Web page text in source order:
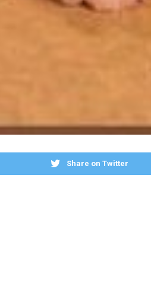
Share on Twitter